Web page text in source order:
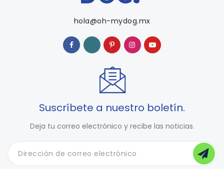
hola@oh-mydog.mx
Suscríbete a nuestro boletín.
Deja tu correo electrónico y recibe las noticias.